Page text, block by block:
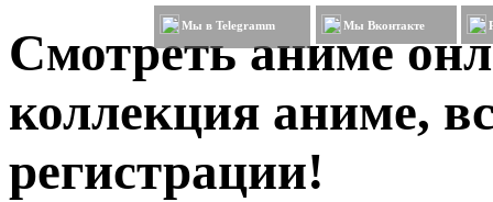
Смотреть аниме
коллекция аниме,
регистрации!
Мы в Telegramm Мы Вконтакте